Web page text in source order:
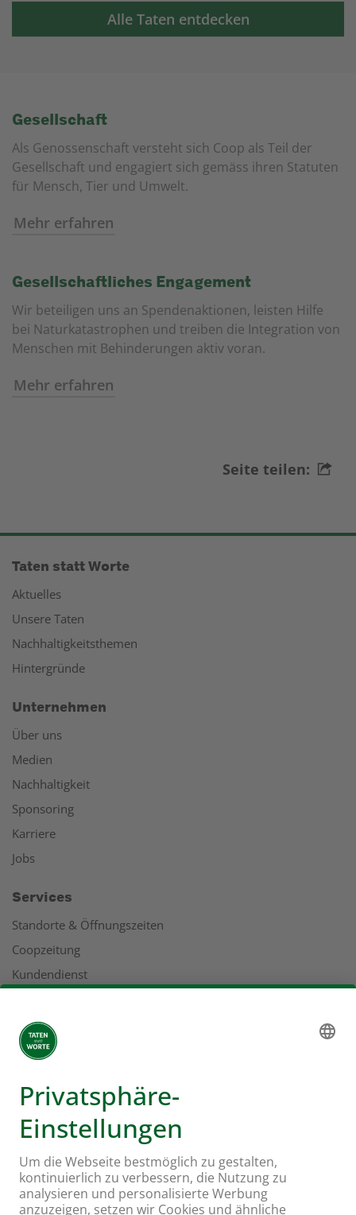
Alle Taten entdecken
Gesellschaft
Als Genossenschaft versteht sich Coop als Teil der
Gesellschaft und engagiert sich gemäss ihren Statuten
für Mensch, Tier und Umwelt.
Mehr erfahren
Gesellschaftliches Engagement
Wir beteiligen uns an Spendenaktionen, leisten Hilfe
bei Naturkatastrophen und treiben die Integration von
Menschen mit Behinderungen aktiv voran.
Mehr erfahren
Seite teilen:
Taten statt Worte
Aktuelles
Unsere Taten
Nachhaltigkeitsthemen
Hintergründe
Unternehmen
Über uns
Medien
Nachhaltigkeit
Sponsoring
Karriere
Jobs
Services
Standorte & Öffnungszeiten
Coopzeitung
Kundendienst
Adressen
Mehr zu Coop
Coop Online Supermarkt
Läden & Services
Supercard
Hello Family Club
Mondovino